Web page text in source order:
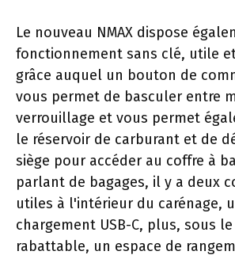
Le nouveau NMAX dispose
fonctionnement sans clé, utile
grâce auquel un bouton de
vous permet de basculer entre
verrouillage et vous permet
le réservoir de carburant et de
siège pour accéder au coffre à
parlant de bagages, il y a deux
utiles à l'intérieur du carénage,
chargement USB-C, plus, sous le
rabattable, un espace de